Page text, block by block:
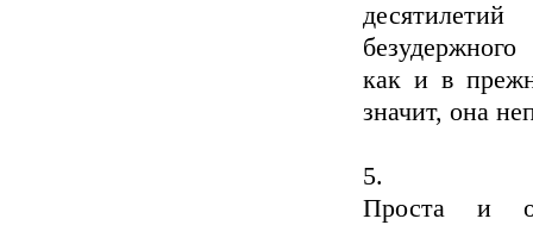
как и в
значит, она
5.
Проста и